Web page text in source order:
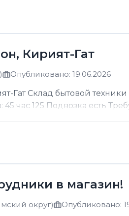
Кирият-Гат
Опубликовано: 19.06.2026
Гат Склад бытовой техники
45 час 125 Подвозка есть
в магазин!
округ) Опубликовано: